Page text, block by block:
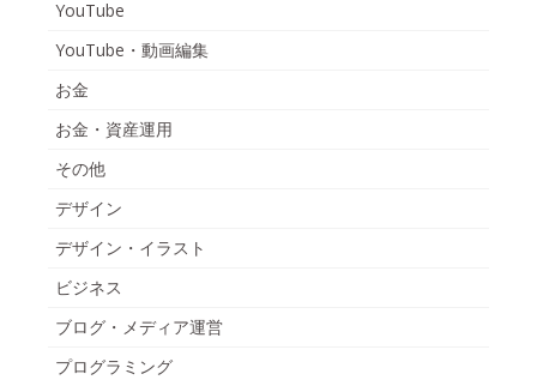
YouTube
YouTube・動画編集
お金
お金・資産運用
その他
デザイン
デザイン・イラスト
ビジネス
ブログ・メディア運営
プログラミング